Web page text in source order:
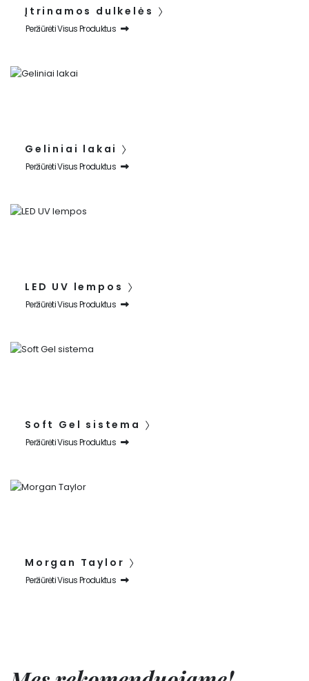
Įtrinamos dulkelės
Peržiūrėti Visus Produktus
Geliniai lakai
Peržiūrėti Visus Produktus
LED UV lempos
Peržiūrėti Visus Produktus
Soft Gel sistema
Peržiūrėti Visus Produktus
Morgan Taylor
Peržiūrėti Visus Produktus